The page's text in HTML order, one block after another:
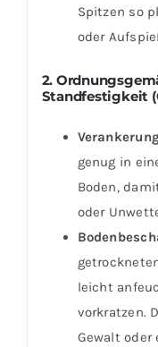
Spitzen so
oder
2.
Standfestigkeit
genug in
Boden,
oder
leicht
vorkratzen.
Gewalt